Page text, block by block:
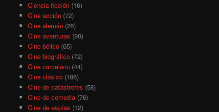
Ciencia ficción(16)
Cine acción(72)
Cine alemán(26)
Cine aventuras (90)
Cine bélico(65)
Cine biográfico(72)
Cine carcelario(44)
Cine clásico(186)
Cine de catástrofes (58)
Cine de comedia(76)
Cine de espías (12)